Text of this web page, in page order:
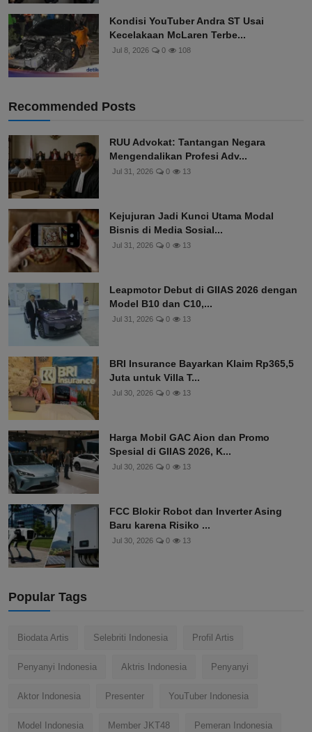
Kondisi YouTuber Andra ST Usai
Kecelakaan McLaren Terbe...
Jul 8, 2026 0 108
Recommended Posts
RUU Advokat: Tantangan Negara
Mengendalikan Profesi Adv...
Jul 31, 2026 0 13
Kejujuran Jadi Kunci Utama Modal
Bisnis di Media Sosial...
Jul 31, 2026 0 13
Leapmotor Debut di GIIAS 2026 dengan
Model B10 dan C10,...
Jul 31, 2026 0 13
BRI Insurance Bayarkan Klaim Rp365,5
Juta untuk Villa T...
Jul 30, 2026 0 13
Harga Mobil GAC Aion dan Promo
Spesial di GIIAS 2026, K...
Jul 30, 2026 0 13
FCC Blokir Robot dan Inverter Asing
Baru karena Risiko ...
Jul 30, 2026 0 13
Popular Tags
Biodata Artis Selebriti Indonesia Profil Artis
Penyanyi Indonesia Aktris Indonesia Penyanyi
Aktor Indonesia Presenter YouTuber Indonesia
Model Indonesia Member JKT48 Pemeran Indonesia